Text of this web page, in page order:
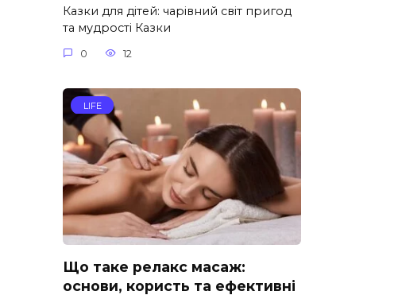
Казки для дітей: чарівний світ пригод
та мудрості Казки
0 12
LIFE
Що таке релакс масаж:
основи, користь та ефективні